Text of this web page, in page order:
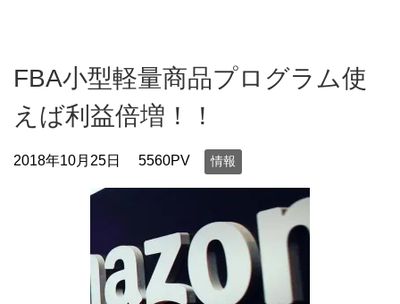
FBA小型軽量商品プログラム使
えば利益倍増！！
2018年10月25日 5560PV 情報